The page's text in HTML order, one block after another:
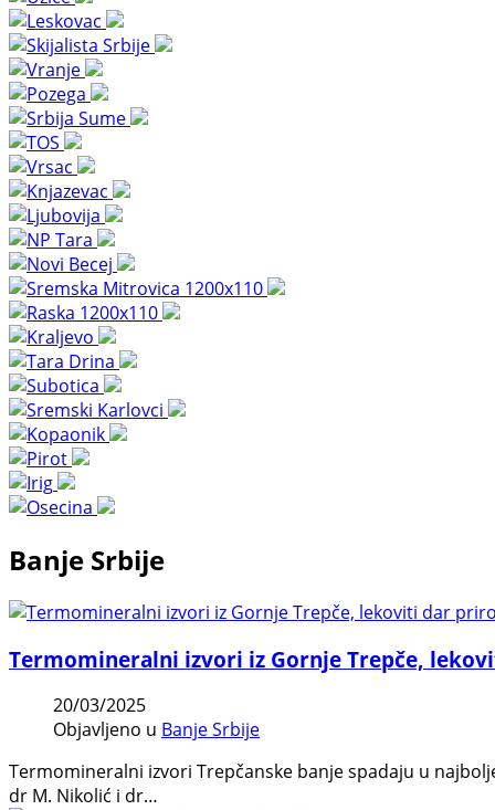
Banje Srbije
Termomineralni izvori iz Gornje Trepče,
20/03/2025
Objavljeno u Banje Srbije
Termomineralni izvori Trepčanske banje spadaju u
dr M. Nikolić i dr…